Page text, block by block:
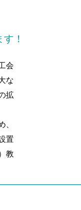
！
会
な
拡
、
置
教